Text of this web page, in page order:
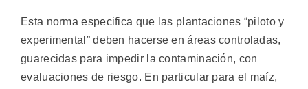
Esta norma especifica que las plantaciones “piloto y
experimental” deben hacerse en áreas controladas,
guarecidas para impedir la contaminación, con
evaluaciones de riesgo. En particular para el maíz,